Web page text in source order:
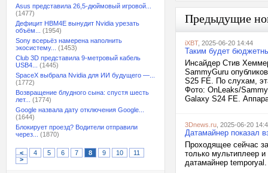
Asus представила 26,5-дюймовый игровой...
(1477)
Дефицит HBM4E вынудит Nvidia урезать
объём...
(1954)
Sony всерьёз намерена наполнить
экосистему...
(1453)
Club 3D представила 9-метровый кабель
USB4...
(1445)
SpaceX выбрала Nvidia для ИИ будущего —...
(1772)
Возвращение блудного сына: спустя шесть
лет...
(1774)
Google назвала дату отключения Google...
(1644)
Блокирует проезд? Водители отправили
через...
(1870)
< 4 5 6 7 8 9 10
11
>
Предыдущие
iXBT, 2025-06-20 14:44
Таким будет
Инсайдер Стив
SammyGuru
S25 FE. По слухам,
Фото: OnLeaks/
Galaxy S24 FE.
3Dnews.ru , 2025-06-20
Датамайнер показал
Проходящее сейчас
только мультиплеер
датамайнер